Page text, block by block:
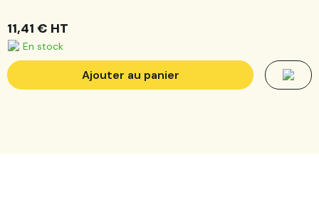
11,41 € HT
En stock
Ajouter au panier